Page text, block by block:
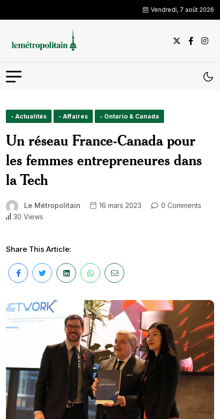
Vendredi, 7 août 2026
- Actualités - Affaires - Ontario & Canada
Un réseau France-Canada pour
les femmes entrepreneures dans
la Tech
Le Métropolitain 16 mars 2023
0 Comments
30 Views
Share This Article: